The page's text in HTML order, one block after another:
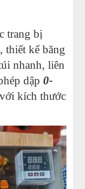
trang bị
thiết kế băng
nhanh, liên
dập 0-
kích thước